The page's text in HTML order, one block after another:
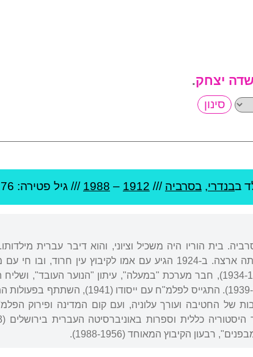
שדה יצחק.
בבנדרי, בסרביה ///
1912
–
1988 /// גיל פטירה: 76
בית הוריו היה משכיל וציוני, והוא דיבר עברית
לאודסה וב-1922 עלתה ארצה. ב-1924 הגיע עם אמו
העובד והלומד" (1934-1932), חבר מערכת "במעלה", עיתון "הנוער
של החטיבה ועורך עלוניה, ועם קום המדינה ופירוק
רבעון הקיבוץ המאוחד (1988-1956).